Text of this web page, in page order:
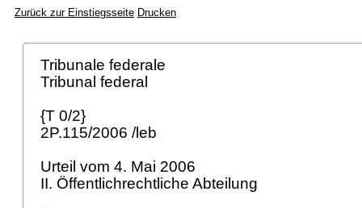
Zurück zur Einstiegsseite Drucken
Tribunale federale
Tribunal federal
{T 0/2}
2P.115/2006 /leb
Urteil vom 4. Mai 2006
II. Öffentlichrechtliche Abteilung